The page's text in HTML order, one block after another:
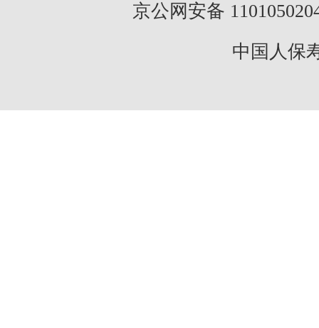
京公网安备
中国人保